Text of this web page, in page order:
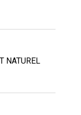
NATUREL